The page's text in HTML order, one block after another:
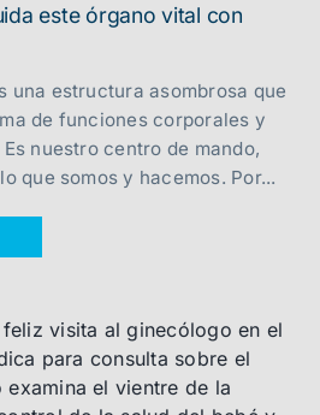
este órgano vital con
una estructura asombrosa que
de funciones corporales y
nuestro centro de mando,
que somos y hacemos. Por...